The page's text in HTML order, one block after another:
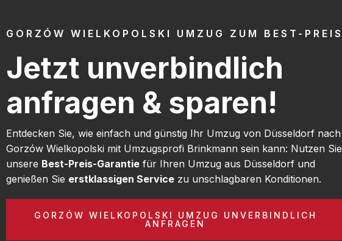
GORZÓW WIELKOPOLSKI UMZUG ZUM BEST-PREIS
Jetzt unverbindlich
anfragen & sparen!
Entdecken Sie, wie einfach und günstig Ihr Umzug von Düsseldorf nach
Gorzów Wielkopolski mit Umzugsprofi Brinkmann sein kann: Nutzen Sie
unsere Best-Preis-Garantie für Ihren Umzug aus Düsseldorf und
genießen Sie erstklassigen Service zu unschlagbaren Konditionen.
GORZÓW WIELKOPOLSKI UMZUG UNVERBINDLICH
ANFRAGEN